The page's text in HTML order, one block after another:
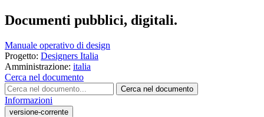
Documenti pubblici, digitali.
Manuale operativo di design
Progetto: Designers Italia
Amministrazione: italia
Cerca nel documento
Cerca nel documento
Informazioni
versione-corrente